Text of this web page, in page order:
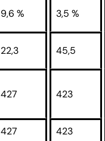
9,6 % 3,5 %
22,3 45,5
427 423
427 423